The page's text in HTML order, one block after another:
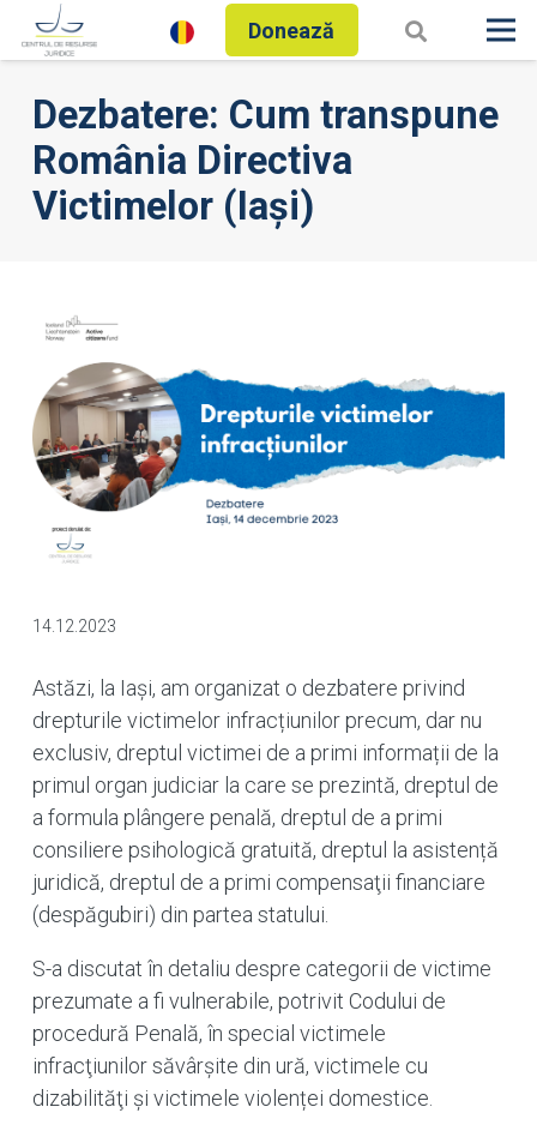
Donează
Dezbatere: Cum transpune
România Directiva
Victimelor (Iași)
14.12.2023
Astăzi, la Iași, am organizat o dezbatere privind
drepturile victimelor infracțiunilor precum, dar nu
exclusiv, dreptul victimei de a primi informații de la
primul organ judiciar la care se prezintă, dreptul de
a formula plângere penală, dreptul de a primi
consiliere psihologică gratuită, dreptul la asistență
juridică, dreptul de a primi compensaţii financiare
(despăgubiri) din partea statului.
S-a discutat în detaliu despre categorii de victime
prezumate a fi vulnerabile, potrivit Codului de
procedură Penală, în special victimele
infracţiunilor săvârşite din ură, victimele cu
dizabilităţi și victimele violenței domestice.